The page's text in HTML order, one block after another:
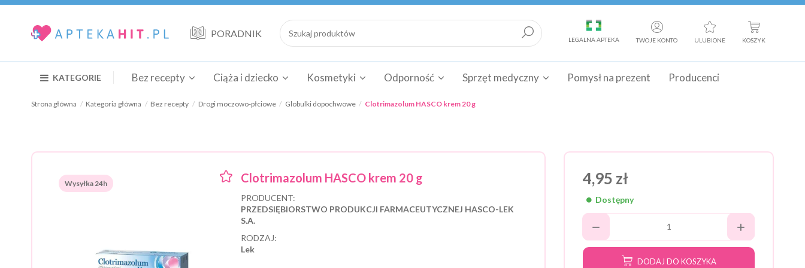
TWOJE KONTO
LEGALNA APTEKA ULUBIONE KOSZYK
PORADNIK
KATEGORIE Bez recepty Ciąża i dziecko Kosmetyki Odporność Sprzęt medyczny Pomysł na prezent Producenci
Strona główna Kategoria główna Bez recepty Drogi moczowo-płciowe Globulki dopochwowe Clotrimazolum HASCO krem 20 g
Wysyłka 24h Clotrimazolum HASCO krem 20 g
PRODUCENT:
PRZEDSIĘBIORSTWO PRODUKCJI FARMACEUTYCZNEJ HASCO-LEK
S.A.
RODZAJ:
Lek
4,95 zł
Dostępny
DODAJ DO KOSZYKA